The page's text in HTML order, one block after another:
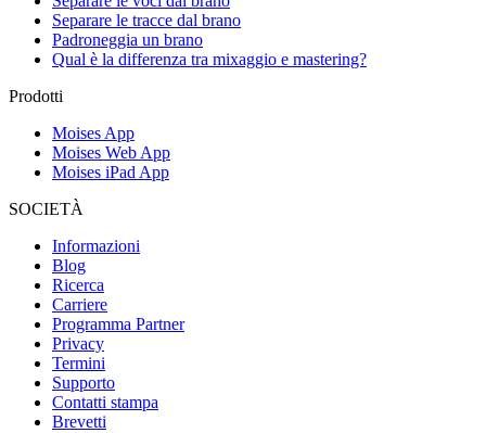
Separare le tracce dal brano
Padroneggia un brano
Qual è la differenza tra mixaggio e mastering?
Prodotti
Moises App
Moises Web App
Moises iPad App
SOCIETÀ
Informazioni
Blog
Ricerca
Carriere
Programma Partner
Privacy
Termini
Supporto
Contatti stampa
Brevetti